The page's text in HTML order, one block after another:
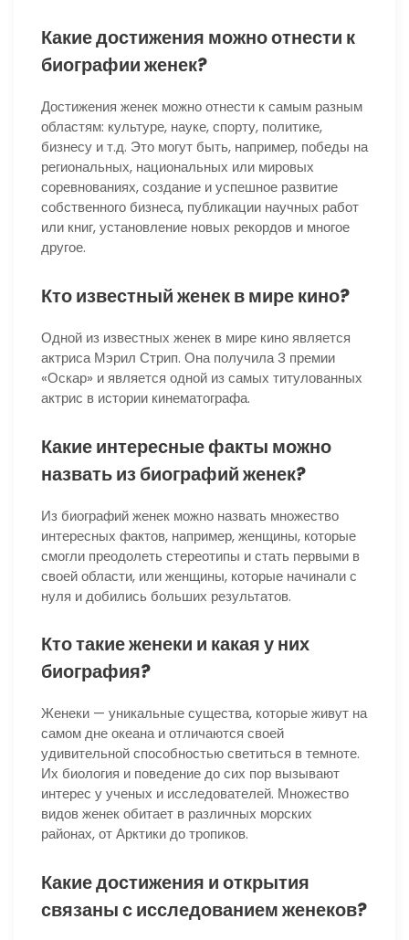
Какие достижения можно отнести к
биографии женек?
Достижения женек можно отнести к самым разным
областям: культуре, науке, спорту, политике,
бизнесу и т.д. Это могут быть, например, победы на
региональных, национальных или мировых
соревнованиях, создание и успешное развитие
собственного бизнеса, публикации научных работ
или книг, установление новых рекордов и многое
другое.
Кто известный женек в мире кино?
Одной из известных женек в мире кино является
актриса Мэрил Стрип. Она получила 3 премии
«Оскар» и является одной из самых титулованных
актрис в истории кинематографа.
Какие интересные факты можно
назвать из биографий женек?
Из биографий женек можно назвать множество
интересных фактов, например, женщины, которые
смогли преодолеть стереотипы и стать первыми в
своей области, или женщины, которые начинали с
нуля и добились больших результатов.
Кто такие женеки и какая у них
биография?
Женеки — уникальные существа, которые живут на
самом дне океана и отличаются своей
удивительной способностью светиться в темноте.
Их биология и поведение до сих пор вызывают
интерес у ученых и исследователей. Множество
видов женек обитает в различных морских
районах, от Арктики до тропиков.
Какие достижения и открытия
связаны с исследованием женеков?